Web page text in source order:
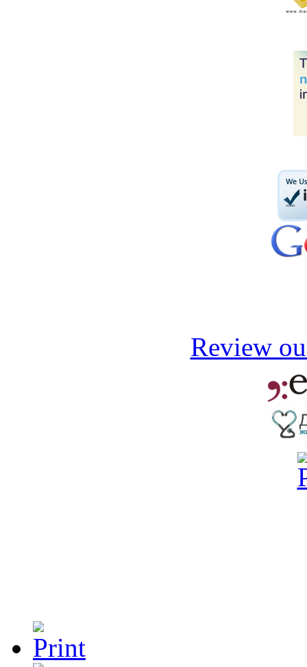
Review